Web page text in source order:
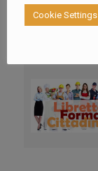
Cookie Settings